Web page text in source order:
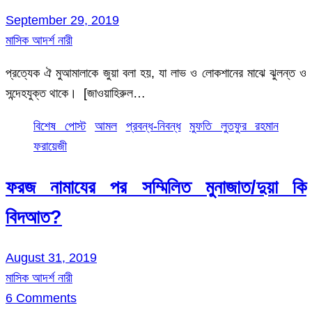
September 29, 2019
মাসিক আদর্শ নারী
প্রত্যেক ঐ মুআমালাকে জুয়া বলা হয়, যা লাভ ও লোকশানের মাঝে ঝুলন্ত ও
সন্দেহযুক্ত থাকে। [জাওয়াহিরুল…
বিশেষ পোস্ট আমল প্রবন্ধ-নিবন্ধ
মুফতি লুতফুর রহমান
ফরায়েজী
ফরজ নামাযের পর সম্মিলিত মুনাজাত/দুয়া কি
বিদআত?
August 31, 2019
মাসিক আদর্শ নারী
6 Comments